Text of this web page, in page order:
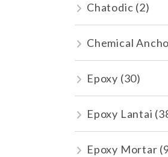
Chatodic (2)
Chemical
Epoxy (30)
Epoxy Lantai
Epoxy Mortar